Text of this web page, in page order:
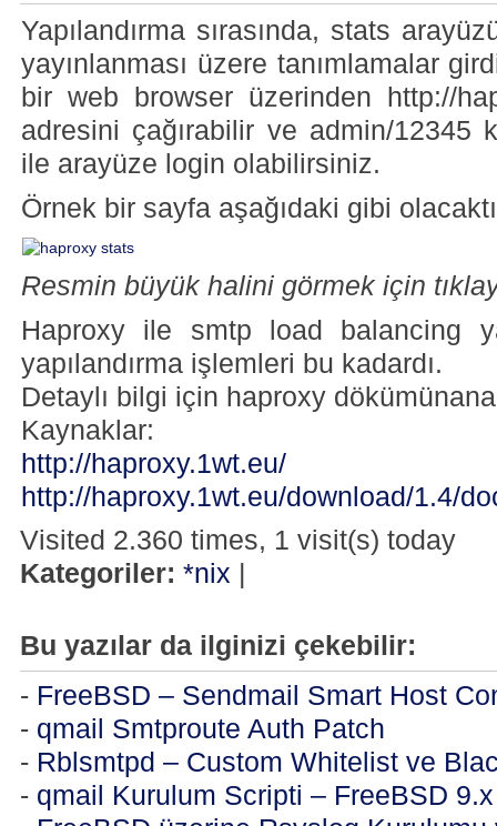
Yapılandırma sırasında, stats
yayınlanması üzere tanımlamalar
bir web browser üzerinden http://
adresini çağırabilir ve admin/12345
ile arayüze login olabilirsiniz.
Örnek bir sayfa aşağıdaki gibi
Resmin büyük halini görmek için
Haproxy ile smtp load balancing
yapılandırma işlemleri bu kadardı.
Detaylı bilgi için haproxy
Kaynaklar:
http://haproxy.1wt.eu/
http://haproxy.1wt.eu/download/1.4/
Visited 2.360 times, 1 visit(s) today
Kategoriler: *nix
Bu yazılar da ilginizi çekebilir:
- FreeBSD – Sendmail Smart Host
- qmail Smtproute Auth Patch
- Rblsmtpd – Custom Whitelist ve
- qmail Kurulum Scripti – FreeBSD 9.x